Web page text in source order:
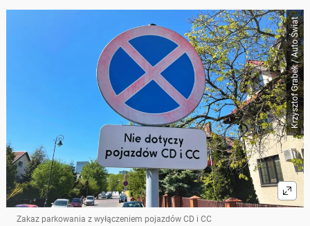
Krzysztof Grabek / Auto Świat
Zakaz parkowania z wyłączeniem pojazdów CD i CC